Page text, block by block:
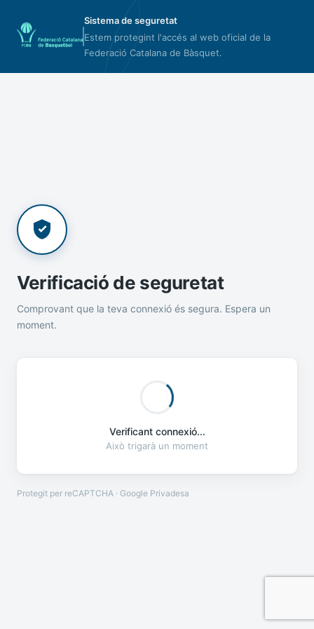
Sistema de seguretat
Estem protegint l'accés al web oficial de la
Federació Catalana de Bàsquet.
Verificació de seguretat
Comprovant que la teva connexió és segura. Espera un
moment.
Verificant connexió...
Això trigarà un moment
Protegit per reCAPTCHA · Google Privadesa